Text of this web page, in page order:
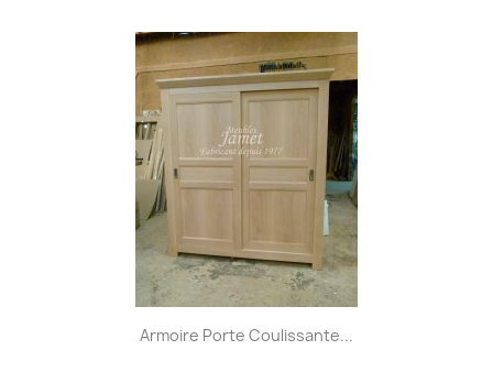
Armoire Porte Coulissante...